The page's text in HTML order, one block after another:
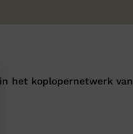
het koplopernetwerk van